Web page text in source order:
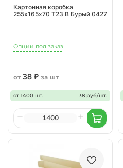
Картонная коробка
255х165х70 Т23 B Бурый 0427
Опции под заказ
от 38 ₽ за шт
от 1400 шт. 38 руб/шт.